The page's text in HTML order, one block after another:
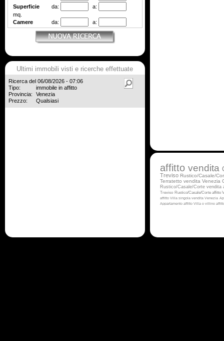
affitto vendita
Treviso Rustico/Casale/
Terratetto vendita Venezia
Rustico/Casale/Corte vendita
Treviso Rustico/Casale/Corte affitto
affitto Villa singola vendita Venezia
Appartamento affitto Villa o villino
Superficie
da:
a:
mq.
Camere
da: a:
Ultimi immobili visti e ricerche effettuate
Ricerca del 06/08/2026 - 07:06
Tipo:
immobile in affitto
Provincia:
Venezia
Prezzo:
Qualsiasi